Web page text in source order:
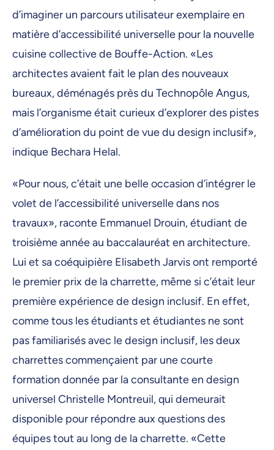
d’imaginer un parcours utilisateur exemplaire en
matière d’accessibilité universelle pour la nouvelle
cuisine collective de Bouffe-Action. «Les
architectes avaient fait le plan des nouveaux
bureaux, déménagés près du Technopôle Angus,
mais l’organisme était curieux d’explorer des pistes
d’amélioration du point de vue du design inclusif»,
indique Bechara Helal.
«Pour nous, c’était une belle occasion d’intégrer le
volet de l’accessibilité universelle dans nos
travaux», raconte Emmanuel Drouin, étudiant de
troisième année au baccalauréat en architecture.
Lui et sa coéquipière Elisabeth Jarvis ont remporté
le premier prix de la charrette, même si c’était leur
première expérience de design inclusif. En effet,
comme tous les étudiants et étudiantes ne sont
pas familiarisés avec le design inclusif, les deux
charrettes commençaient par une courte
formation donnée par la consultante en design
universel Christelle Montreuil, qui demeurait
disponible pour répondre aux questions des
équipes tout au long de la charrette. «Cette